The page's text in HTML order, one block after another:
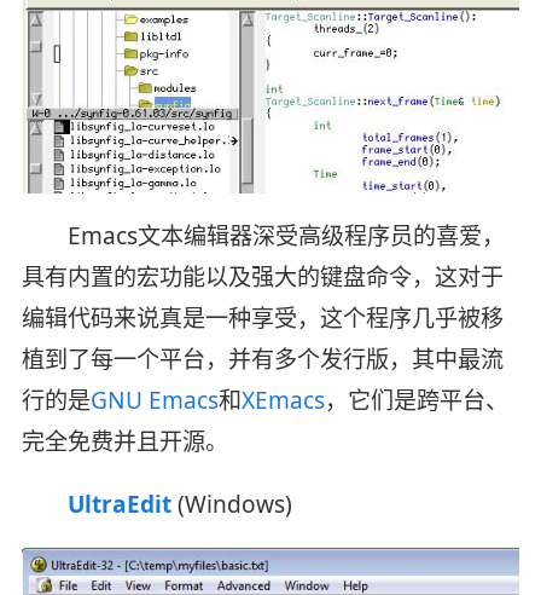
Emacs文本编辑器深受高级程序员的喜爱，
具有内置的宏功能以及强大的键盘命令，这对于
编辑代码来说真是一种享受，这个程序几乎被移
植到了每一个平台，并有多个发行版，其中最流
行的是GNU Emacs和XEmacs，它们是跨平台、
完全免费并且开源。
UltraEdit(Windows)